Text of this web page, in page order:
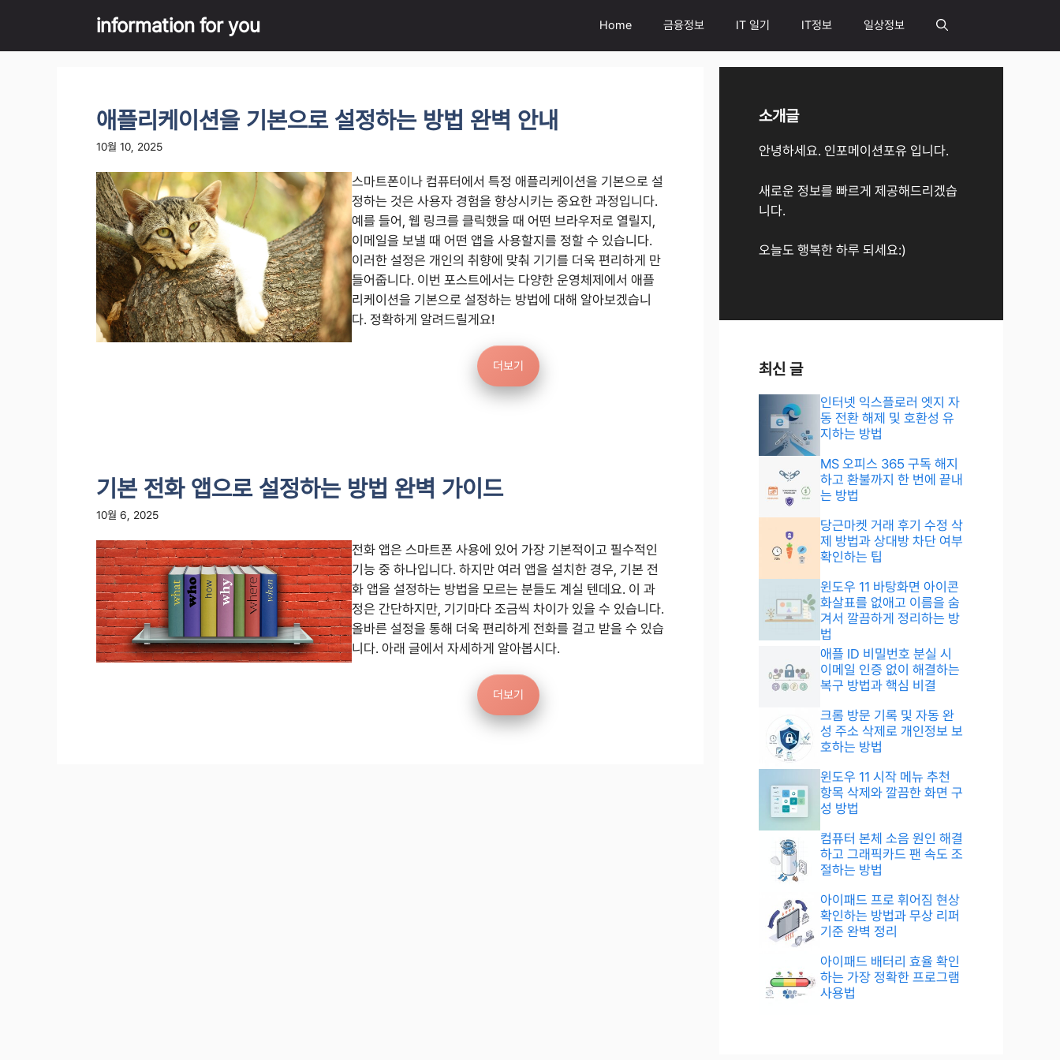
content
information for you Home 금융정보 IT 일기 IT정보 일상정보
애플리케이션을 기본으로 설정하는 방법 완벽 안내
10월 10, 2025
스마트폰이나 컴퓨터에서 특정 애플리케이션을 기본으로 설
정하는 것은 사용자 경험을 향상시키는 중요한 과정입니다.
예를 들어, 웹 링크를 클릭했을 때 어떤 브라우저로 열릴지,
이메일을 보낼 때 어떤 앱을 사용할지를 정할 수 있습니다.
이러한 설정은 개인의 취향에 맞춰 기기를 더욱 편리하게 만
들어줍니다. 이번 포스트에서는 다양한 운영체제에서 애플
리케이션을 기본으로 설정하는 방법에 대해 알아보겠습니
다. 정확하게 알려드릴게요!
더보기
기본 전화 앱으로 설정하는 방법 완벽 가이드
10월 6, 2025
전화 앱은 스마트폰 사용에 있어 가장 기본적이고 필수적인
기능 중 하나입니다. 하지만 여러 앱을 설치한 경우, 기본 전
화 앱을 설정하는 방법을 모르는 분들도 계실 텐데요. 이 과
정은 간단하지만, 기기마다 조금씩 차이가 있을 수 있습니다.
올바른 설정을 통해 더욱 편리하게 전화를 걸고 받을 수 있습
니다. 아래 글에서 자세하게 알아봅시다.
더보기
소개글
안녕하세요. 인포메이션포유 입니다.
새로운 정보를 빠르게 제공해드리겠습
니다.
오늘도 행복한 하루 되세요:)
최신 글
인터넷 익스플로러 엣지 자
동 전환 해제 및 호환성 유
지하는 방법
MS 오피스 365 구독 해지
하고 환불까지 한 번에 끝내
는 방법
당근마켓 거래 후기 수정 삭
제 방법과 상대방 차단 여부
확인하는 팁
윈도우 11 바탕화면 아이콘
화살표를 없애고 이름을 숨
겨서 깔끔하게 정리하는 방
법
애플 ID 비밀번호 분실 시
이메일 인증 없이 해결하는
복구 방법과 핵심 비결
크롬 방문 기록 및 자동 완
성 주소 삭제로 개인정보 보
호하는 방법
윈도우 11 시작 메뉴 추천
항목 삭제와 깔끔한 화면 구
성 방법
컴퓨터 본체 소음 원인 해결
하고 그래픽카드 팬 속도 조
절하는 방법
아이패드 프로 휘어짐 현상
확인하는 방법과 무상 리퍼
기준 완벽 정리
아이패드 배터리 효율 확인
하는 가장 정확한 프로그램
사용법